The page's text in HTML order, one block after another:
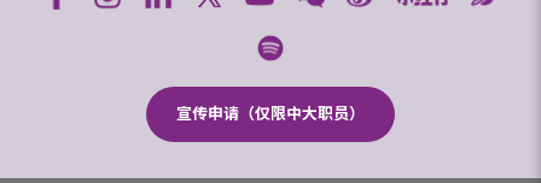
宣传申请（仅限中大职员）